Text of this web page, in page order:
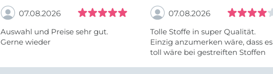
07.08.2026
Auswahl und Preise sehr gut.
Gerne wieder
07.08.2026
Tolle Stoffe in super Qualität.
Einzig anzumerken wäre, dass es
toll wäre bei gestreiften Stoffen